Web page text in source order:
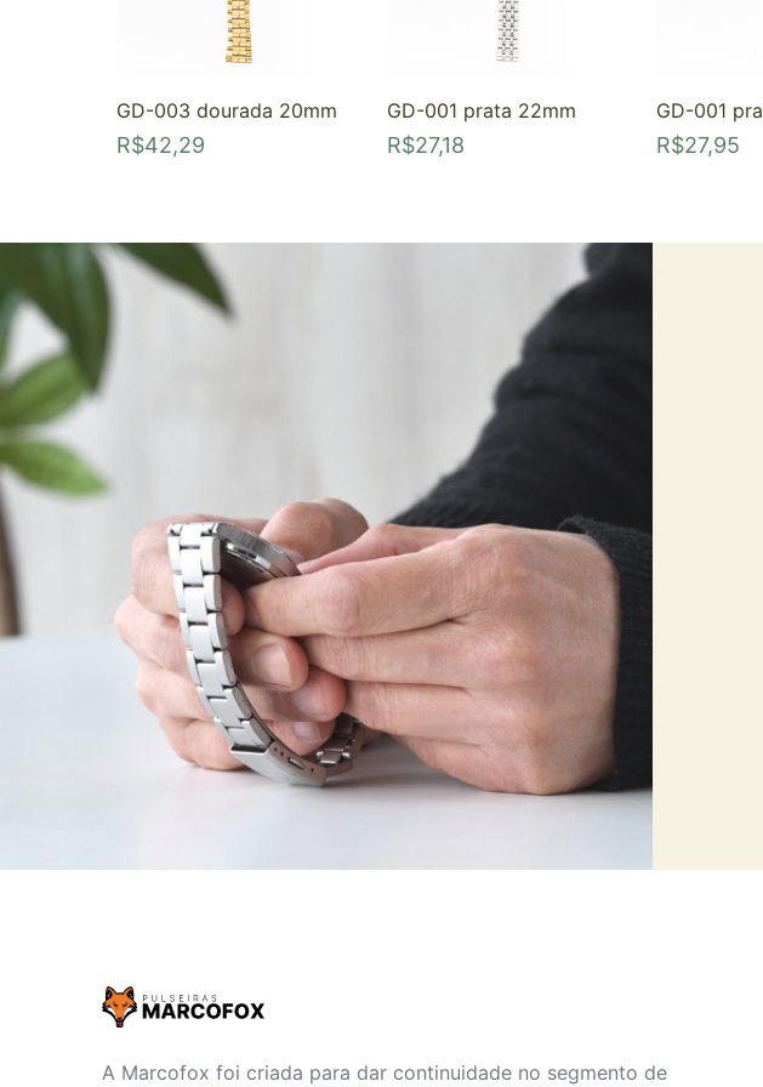
GD-003 dourada 20mm
R$42,29
GD-001 prata 22mm
R$27,18
GD-001
R$27,95
A Marcofox foi criada para dar continuidade no segmento de